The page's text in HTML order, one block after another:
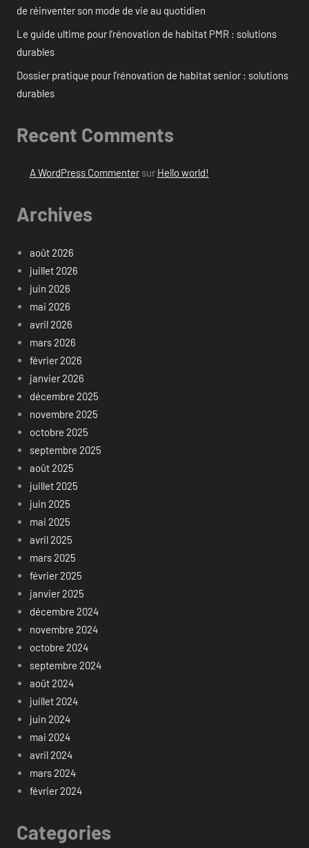
de réinventer son mode de vie au quotidien
Le guide ultime pour l’rénovation de habitat PMR : solutions
durables
Dossier pratique pour l’rénovation de habitat senior : solutions
durables
Recent Comments
A WordPress Commentersur Hello world!
Archives
août 2026
juillet 2026
juin 2026
mai 2026
avril 2026
mars 2026
février 2026
janvier 2026
décembre 2025
novembre 2025
octobre 2025
septembre 2025
août 2025
juillet 2025
juin 2025
mai 2025
avril 2025
mars 2025
février 2025
janvier 2025
décembre 2024
novembre 2024
octobre 2024
septembre 2024
août 2024
juillet 2024
juin 2024
mai 2024
avril 2024
mars 2024
février 2024
Categories